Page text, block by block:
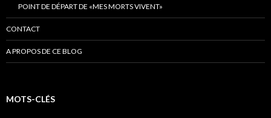
POINT DE DÉPART DE «MES MORTS VIVENT»
CONTACT
A PROPOS DE CE BLOG
MOTS-CLÉS